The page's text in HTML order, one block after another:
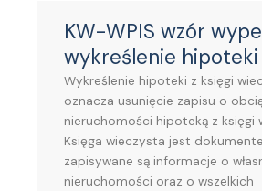
KW-WPIS wzór
wykreślenie hipoteki
Wykreślenie hipoteki z księgi
oznacza usunięcie zapisu o
nieruchomości hipoteką z księgi
Księga wieczysta jest
zapisywane są informacje o
nieruchomości oraz o wszelkich